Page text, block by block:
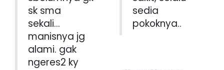
sk sma
sekali...
manisnya jg
alami. gak
ngeres2 ky
sedia
pokoknya..